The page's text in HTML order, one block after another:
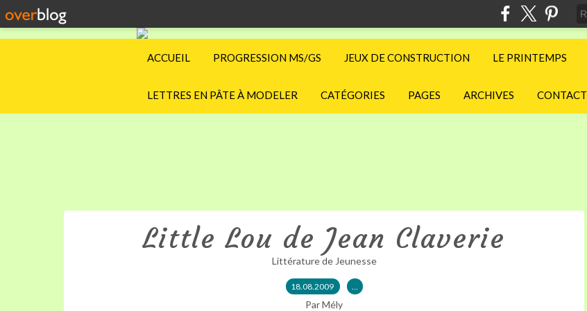
ACCUEIL PROGRESSION MS/GS JEUX DE CONSTRUCTION LE PRINTEMPS
LETTRES EN PÂTE À MODELER CATÉGORIES PAGES ARCHIVES CONTACT
Little Lou de Jean Claverie
Littérature de Jeunesse
18.08.2009 …
Par Mély